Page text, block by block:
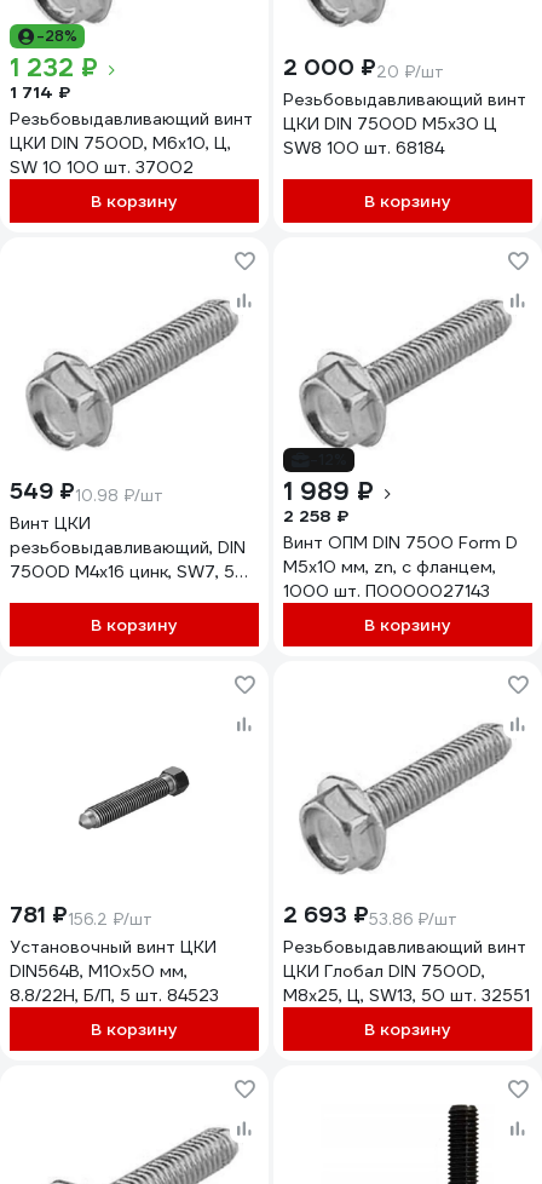
-28%
1 232 ₽
1 714 ₽
Резьбовыдавливающий винт
ЦКИ DIN 7500D, М6x10, Ц,
SW 10 100 шт. 37002
В корзину
2 000 ₽20 ₽/шт
Резьбовыдавливающий винт
ЦКИ DIN 7500D М5x30 Ц
SW8 100 шт. 68184
В корзину
549 ₽10.98 ₽/шт
Винт ЦКИ
резьбовыдавливающий, DIN
7500D М4х16 цинк, SW7, 50
В корзину
1 989 ₽
2 258 ₽
Винт ОПМ DIN 7500 Form D
М5x10 мм, zn, с фланцем,
1000 шт. П0000027143
В корзину
781 ₽156.2 ₽/шт
Установочный винт ЦКИ
DIN564B, М10x50 мм,
8.8/22H, Б/П, 5 шт. 84523
В корзину
2 693 ₽53.86 ₽/шт
Резьбовыдавливающий винт
ЦКИ Глобал DIN 7500D,
М8x25, Ц, SW13, 50 шт. 32551
В корзину